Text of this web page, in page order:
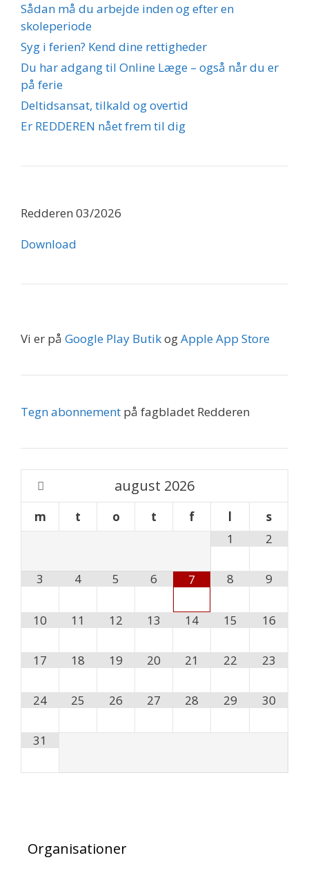
Sådan må du arbejde inden og efter en
skoleperiode
Syg i ferien? Kend dine rettigheder
Du har adgang til Online Læge – også når du er
på ferie
Deltidsansat, tilkald og overtid
Er REDDEREN nået frem til dig
Redderen 03/2026
Download
Vi er på Google Play ButikogApple App Store
Tegn abonnement på fagbladet Redderen
august 2026
m t o t f l
s
1
2
3 4 5 6 7 8 9
10 11 12 13 14 15 16
17 18 19 20 21 22 23
24 25 26 27 28 29 30
31
Organisationer